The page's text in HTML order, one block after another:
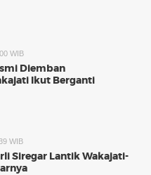
WIB
Diemban
Ikut Berganti
WIB
Siregar Lantik Wakajati-